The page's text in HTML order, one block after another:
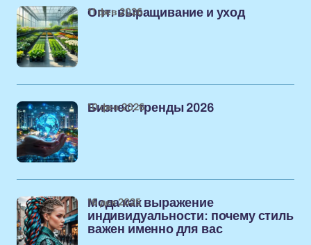
Опт: выращивание и уход
11 фев 2026
Бизнес: тренды 2026
10 фев 2026
Мода как выражение
индивидуальности: почему стиль
важен именно для вас
16 дек 2025